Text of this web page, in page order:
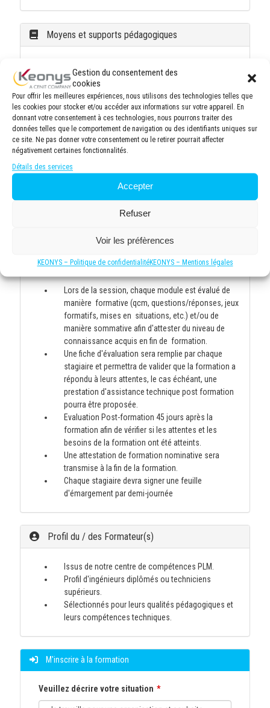
Gestion du consentement des
cookies
Pour offrir les meilleures expériences, nous utilisons des technologies telles que
les cookies pour stocker et/ou accéder aux informations sur votre appareil. En
donnant votre consentement à ces technologies, nous pourrons traiter des
données telles que le comportement de navigation ou des identifiants uniques sur
ce site. Ne pas donner votre consentement ou le retirer pourrait affecter
négativement certaines fonctionnalités.
Détails des services
Accepter
Refuser
Voir les préfèrences
KEONYS – Politique de confidentialitéKEONYS – Mentions légales
Moyens et supports pédagogiques
apports théoriques et mises en situation pratiques.
Alternance de sessions théoriques et travaux
pratiques simulant des projets professionnels pour
développer des compétences applicables en milieu
de travail.
Documentation pédagogique exhaustive (formats
numérique et/ou imprimé) comprenant des
synthèses thématiques et des exercices
e-learning durant et à la suite de la formation
pédagogiques post-formation.
Modalités d'évaluation et de suivi
Lors de la session, chaque module est évalué de
manière formative (qcm, questions/réponses, jeux
formatifs, mises en situations, etc.) et/ou de
manière sommative afin d'attester du niveau de
connaissance acquis en fin de formation.
Une fiche d'évaluation sera remplie par chaque
stagiaire et permettra de valider que la formation a
répondu à leurs attentes, le cas échéant, une
prestation d'assistance technique post formation
pourra être proposée.
Evaluation Post-formation 45 jours après la
formation afin de vérifier si les attentes et les
besoins de la formation ont été atteints.
Une attestation de formation nominative sera
transmise à la fin de la formation.
Chaque stagiaire devra signer une feuille
d'émargement par demi-journée
Profil du / des Formateur(s)
Issus de notre centre de compétences PLM.
Profil d'ingénieurs diplômés ou techniciens
supérieurs.
Sélectionnés pour leurs qualités pédagogiques et
leurs compétences techniques.
M'inscrire à la formation
Veuillez décrire votre situation